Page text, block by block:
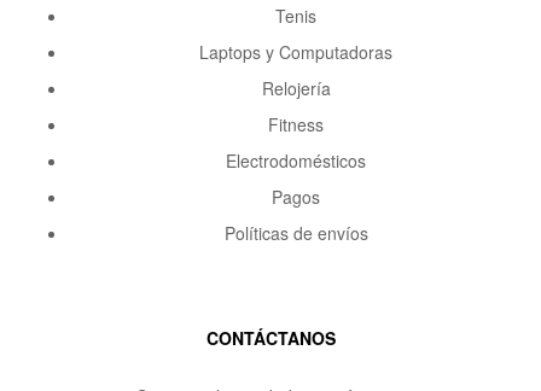
Tenis
Laptops y Computadoras
Relojería
Fitness
Electrodomésticos
Pagos
Políticas de envíos
CONTÁCTANOS